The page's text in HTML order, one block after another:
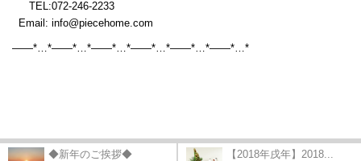
TEL:072-246-2233
Email: info@piecehome.com
——*…*——*…*——*…*——*…*——*…*——* …*
◆新年のご挨拶◆ 【2018年戌年】2018...